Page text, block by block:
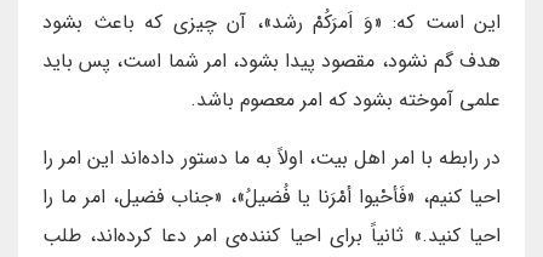
این است که: «وَ اَمرَکُمْ رشد»، آن چیزی که باعث بشود
هدف گم نشود، مقصود پیدا بشود، امر شما است، پس باید
علمی آموخته بشود که امر معصوم باشد.
در رابطه با امر اهل بیت، اولاً به ما دستور داده‌اند این امر را
احیا کنیم، «فَأحْيوا أمْرَنا يا فُضيلُ»، «جناب فضیل، امر ما را
احیا کنید.» ثانیاً برای احیا کننده‌ی امر دعا کرده‌اند، طلب